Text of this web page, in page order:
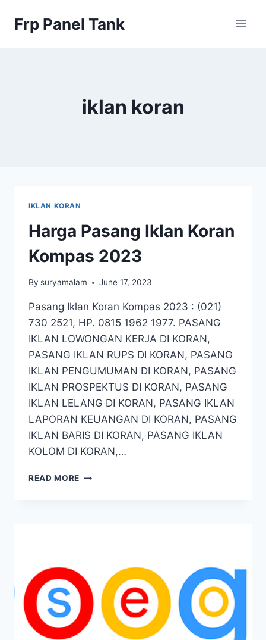
Frp Panel Tank
iklan koran
IKLAN KORAN
Harga Pasang Iklan Koran
Kompas 2023
By suryamalam June 17, 2023
Pasang Iklan Koran Kompas 2023 : (021)
730 2521, HP. 0815 1962 1977. PASANG
IKLAN LOWONGAN KERJA DI KORAN,
PASANG IKLAN RUPS DI KORAN, PASANG
IKLAN PENGUMUMAN DI KORAN, PASANG
IKLAN PROSPEKTUS DI KORAN, PASANG
IKLAN LELANG DI KORAN, PASANG IKLAN
LAPORAN KEUANGAN DI KORAN, PASANG
IKLAN BARIS DI KORAN, PASANG IKLAN
KOLOM DI KORAN,…
READ MORE HARGA